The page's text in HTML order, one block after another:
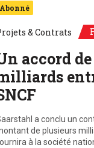
Abonné
& Contrats
accord
a conclu un
de plusieurs
à la société